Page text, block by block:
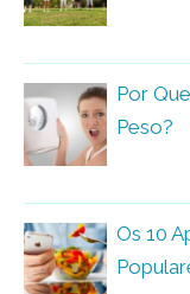
Por
Peso?
Os 10